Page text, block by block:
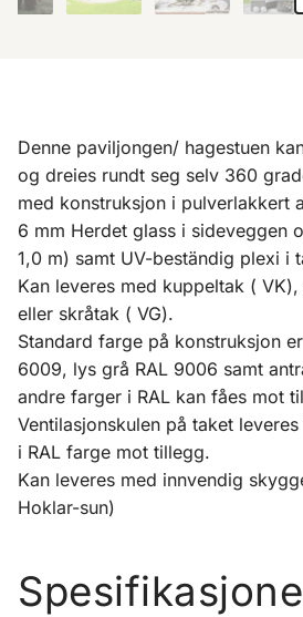
Denne paviljongen/ hagestuen
og dreies rundt seg selv 360
med konstruksjon i pulverlakkert
6 mm Herdet glass i sideveggen
1,0 m) samt UV-beständig plexi i
Kan leveres med kuppeltak (
eller skråtak ( VG).
Standard farge på konstruksjon
6009, lys grå RAL 9006 samt
andre farger i RAL kan fåes mot
Ventilasjonskulen på taket leveres
i RAL farge mot tillegg.
Kan leveres med innvendig
Hoklar-sun)